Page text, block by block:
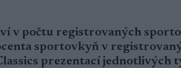
v počtu registrovaných
sportovkyň v
prezentací jednotlivých